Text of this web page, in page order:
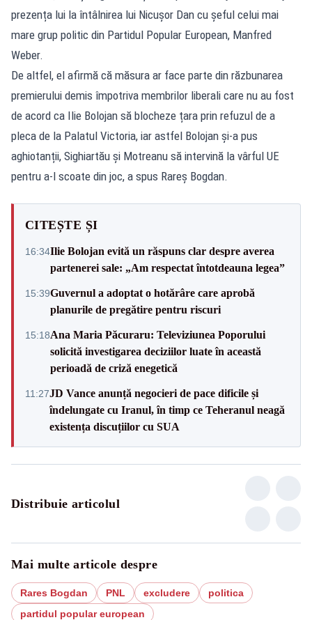
prezența lui la întâlnirea lui Nicușor Dan cu șeful celui mai
mare grup politic din Partidul Popular European, Manfred
Weber.
De altfel, el afirmă că măsura ar face parte din răzbunarea
premierului demis împotriva membrilor liberali care nu au fost
de acord ca Ilie Bolojan să blocheze țara prin refuzul de a
pleca de la Palatul Victoria, iar astfel Bolojan și-a pus
aghiotanții, Sighiartău și Motreanu să intervină la vârful UE
pentru a-l scoate din joc, a spus Rareș Bogdan.
CITEȘTE ȘI
16:34Ilie Bolojan evită un răspuns clar despre averea
partenerei sale: „Am respectat întotdeauna legea”
15:39Guvernul a adoptat o hotărâre care aprobă
planurile de pregătire pentru riscuri
15:18Ana Maria Păcuraru: Televiziunea Poporului
solicită investigarea deciziilor luate în această
perioadă de criză enegetică
11:27JD Vance anunță negocieri de pace dificile și
îndelungate cu Iranul, în timp ce Teheranul neagă
existența discuțiilor cu SUA
Distribuie articolul
Mai multe articole despre
Rares Bogdan PNL excludere
politica
partidul popular european